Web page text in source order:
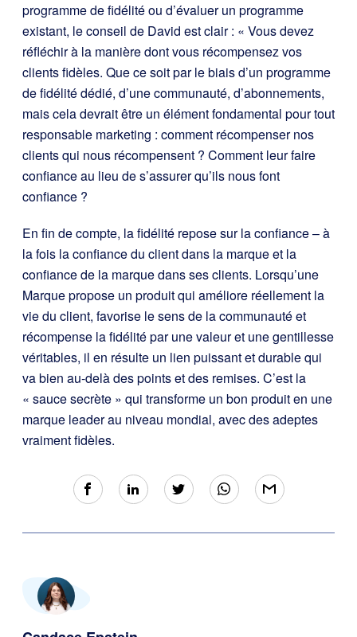
programme de fidélité ou d’évaluer un programme
existant, le conseil de David est clair : « Vous devez
réfléchir à la manière dont vous récompensez vos
clients fidèles. Que ce soit par le biais d’un programme
de fidélité dédié, d’une communauté, d’abonnements,
mais cela devrait être un élément fondamental pour tout
responsable marketing : comment récompenser nos
clients qui nous récompensent ? Comment leur faire
confiance au lieu de s’assurer qu’ils nous font
confiance ?
En fin de compte, la fidélité repose sur la confiance – à
la fois la confiance du client dans la marque et la
confiance de la marque dans ses clients. Lorsqu’une
Marque propose un produit qui améliore réellement la
vie du client, favorise le sens de la communauté et
récompense la fidélité par une valeur et une gentillesse
véritables, il en résulte un lien puissant et durable qui
va bien au-delà des points et des remises. C’est la
« sauce secrète » qui transforme un bon produit en une
marque leader au niveau mondial, avec des adeptes
vraiment fidèles.